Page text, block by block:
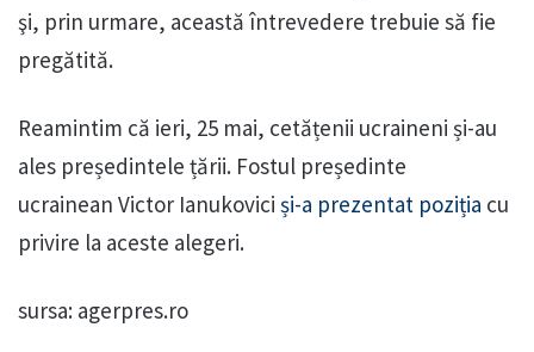
şi, prin urmare, această întrevedere trebuie să fie
pregătită.
Reamintim că ieri, 25 mai, cetățenii ucraineni și-au
ales președintele țării. Fostul președinte
ucrainean Victor Ianukovici și-a prezentat poziția cu
privire la aceste alegeri.
sursa: agerpres.ro